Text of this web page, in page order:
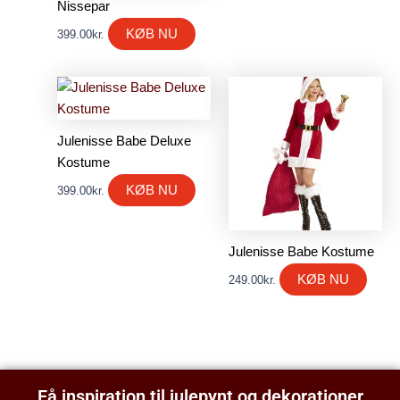
Nissepar
399.00kr. KØB NU
Julenisse Babe Deluxe
Kostume
399.00kr. KØB NU
Julenisse Babe Kostume
249.00kr. KØB NU